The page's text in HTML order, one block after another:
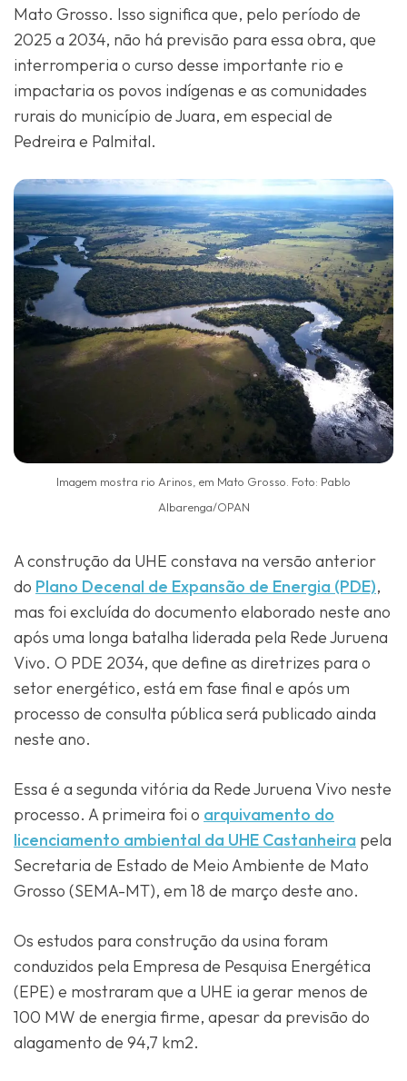
Mato Grosso. Isso significa que, pelo período de
2025 a 2034, não há previsão para essa obra, que
interromperia o curso desse importante rio e
impactaria os povos indígenas e as comunidades
rurais do município de Juara, em especial de
Pedreira e Palmital.
Imagem mostra rio Arinos, em Mato Grosso. Foto: Pablo
Albarenga/OPAN
A construção da UHE constava na versão anterior
do Plano Decenal de Expansão de Energia (PDE),
mas foi excluída do documento elaborado neste ano
após uma longa batalha liderada pela Rede Juruena
Vivo. O PDE 2034, que define as diretrizes para o
setor energético, está em fase final e após um
processo de consulta pública será publicado ainda
neste ano.
Essa é a segunda vitória da Rede Juruena Vivo neste
processo. A primeira foi o arquivamento do
licenciamento ambiental da UHE Castanheira pela
Secretaria de Estado de Meio Ambiente de Mato
Grosso (SEMA-MT), em 18 de março deste ano.
Os estudos para construção da usina foram
conduzidos pela Empresa de Pesquisa Energética
(EPE) e mostraram que a UHE ia gerar menos de
100 MW de energia firme, apesar da previsão do
alagamento de 94,7 km2.